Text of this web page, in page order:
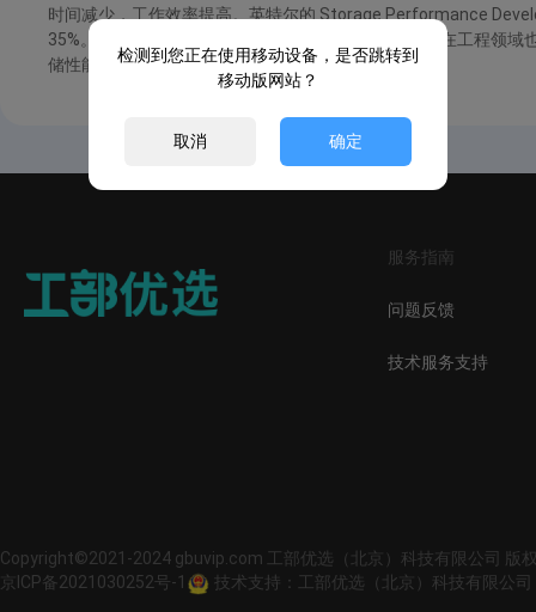
时间减少，工作效率提高。英特尔的 Storage Performance
35%。1985 年进入中国，服务过华为、联想等企业，在工程领域
储性能和兼容性有高要求的大型工程设计与研发项目。
服务指南
问题反馈
技术服务支持
Copyright©2021-2024 gbuvip.com 工部优选（北京）科技有限公司 版
京ICP备2021030252号-1
技术支持：工部优选（北京）科技有限公司
检测到您正在使用移动设备，是否跳转到
移动版网站？
取消 确定